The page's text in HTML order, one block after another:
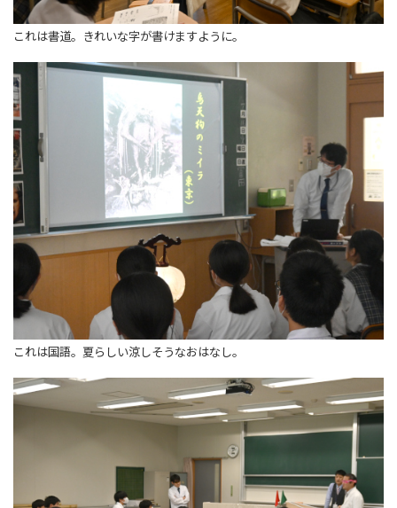
これは書道。きれいな字が書けますように。
これは国語。夏らしい涼しそうなおはなし。